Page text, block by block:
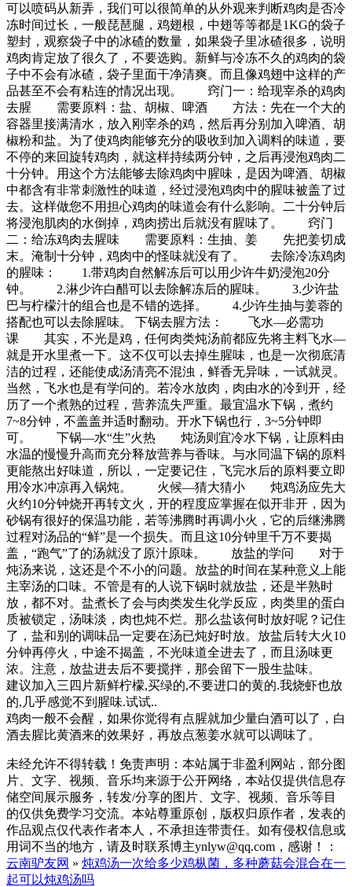
可以喷码从新弄，我们可以很简单的从外观来判断鸡肉是否冷
冻时间过长，一般琵琶腿，鸡翅根，中翅等等都是1KG的袋子
塑封，观察袋子中的冰碴的数量，如果袋子里冰碴很多，说明
鸡肉肯定放了很久了，不要选购。新鲜与冷冻不久的鸡肉的袋
子中不会有冰碴，袋子里面干净清爽。而且像鸡翅中这样的产
品甚至不会有粘连的情况出现。 窍门一：给现宰杀的鸡肉
去腥 需要原料：盐、胡椒、啤酒 方法：先在一个大的
容器里接满清水，放入刚宰杀的鸡，然后再分别加入啤酒、胡
椒粉和盐。为了使鸡肉能够充分的吸收到加入调料的味道，要
不停的来回旋转鸡肉，就这样持续两分钟，之后再浸泡鸡肉二
十分钟。用这个方法能够去除鸡肉中腥味，是因为啤酒、胡椒
中都含有非常刺激性的味道，经过浸泡鸡肉中的腥味被盖了过
去。这样做您不用担心鸡肉的味道会有什么影响。二十分钟后
将浸泡肌肉的水倒掉，鸡肉捞出后就没有腥味了。 窍门
二：给冻鸡肉去腥味 需要原料：生抽、姜 先把姜切成
末。淹制十分钟，鸡肉中的怪味就没有了。 去除冷冻鸡肉
的腥味： 1.带鸡肉自然解冻后可以用少许牛奶浸泡20分
钟。 2.淋少许白醋可以去除解冻后的腥味。 3.少许盐
巴与柠檬汁的组合也是不错的选择。 4.少许生抽与姜蓉的
搭配也可以去除腥味。 下锅去腥方法： 飞水—必需功
课 其实，不光是鸡，任何肉类炖汤前都应先将主料飞水—
就是开水里煮一下。这不仅可以去掉生腥味，也是一次彻底清
洁的过程，还能使成汤清亮不混浊，鲜香无异味，一试就灵。
当然，飞水也是有学问的。若冷水放肉，肉由水的冷到开，经
历了一个煮熟的过程，营养流失严重。最宜温水下锅，煮约
7~8分钟，不盖盖并适时翻动。开水下锅也行，3~5分钟即
可。 下锅—水“生”火热 炖汤则宜冷水下锅，让原料由
水温的慢慢升高而充分释放营养与香味。与水同温下锅的原料
更能熬出好味道，所以，一定要记住，飞完水后的原料要立即
用冷水冲凉再入锅炖。 火候—猜大猜小 炖鸡汤应先大
火约10分钟烧开再转文火，开的程度应掌握在似开非开，因为
砂锅有很好的保温功能，若等沸腾时再调小火，它的后继沸腾
过程对汤品的“鲜”是一个损失。而且这10分钟里千万不要揭
盖，“跑气”了的汤就没了原汁原味。 放盐的学问 对于
炖汤来说，这还是个不小的问题。放盐的时间在某种意义上能
主宰汤的口味。不管是有的人说下锅时就放盐，还是半熟时
放，都不对。盐煮长了会与肉类发生化学反应，肉类里的蛋白
质被锁定，汤味淡，肉也炖不烂。那么盐该何时放好呢？记住
了，盐和别的调味品一定要在汤已炖好时放。放盐后转大火10
分钟再停火，中途不揭盖，不光味道全进去了，而且汤味更
浓。注意，放盐进去后不要搅拌，那会留下一股生盐味。
建议加入三四片新鲜柠檬,买绿的,不要进口的黄的.我烧虾也放
的,几乎感觉不到腥味.试试..
鸡肉一般不会醒，如果你觉得有点腥就加少量白酒可以了，白
酒去腥比黄酒来的效果好，再放点葱姜水就可以调味了。
未经允许不得转载！免责声明：本站属于非盈利网站，部分图
片、文字、视频、音乐均来源于公开网络，本站仅提供信息存
储空间展示服务，转发/分享的图片、文字、视频、音乐等目
的仅供免费学习交流。本站尊重原创，版权归原作者，发表的
作品观点仅代表作者本人，不承担连带责任。如有侵权信息或
用词不当的地方，请及时联系博主ynlyw@qq.com，感谢！：
云南驴友网 » 炖鸡汤一次给多少鸡枞菌，多种蘑菇会混合在一
起可以炖鸡汤吗